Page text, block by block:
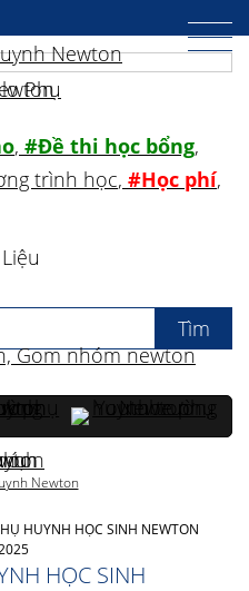
HUYNH HỌC SINH NEWTON
HỌC SINH
, #Đề thi học bổng,
trình học, #Học phí,
Newton